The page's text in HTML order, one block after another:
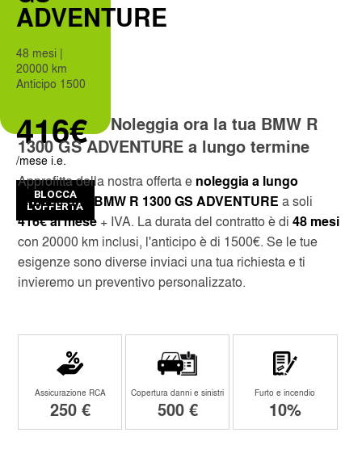
SERVICES INCLUDED
SKIP THE LINE
CATANIA
MILAN LINATE
NAPLES INTERNATIONAL AIRPORT
OBIA COSTA SMERALDA
ADVENTURE
48 mesi |
20000 km
Anticipo 1500
416€
/mese i.e.
BLOCCA
L'OFFERTA
Noleggia ora la tua BMW R
1300 GS ADVENTURE a lungo termine
Approfitta della nostra offerta e noleggia a lungo
termine una BMW R 1300 GS ADVENTURE a soli
416€ al mese + IVA. La durata del contratto è di48 mesi
con 20000 km inclusi, l'anticipo è di 1500€. Se le tue
esigenze sono diverse inviaci una tua richiesta e ti
invieremo un preventivo personalizzato.
Assicurazione RCA
250 €
Copertura danni e sinistri
500 €
Furto e incendio
10%